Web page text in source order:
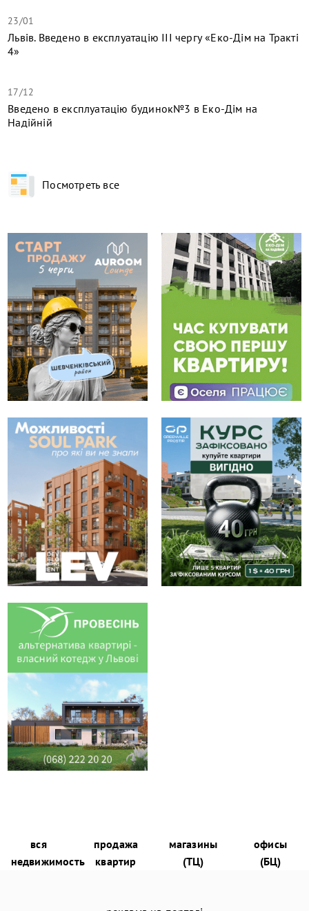
23/01
Львів. Введено в експлуатацію ІІІ чергу «Еко-Дім на Тракті
4»
17/12
​Введено в експлуатацію будинок№3 в Еко-Дім на
Надійній
Посмотреть все
вся
недвижимость
продажа
квартир
магазины
(ТЦ)
офисы
(БЦ)